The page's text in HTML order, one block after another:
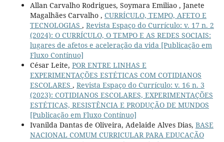
Allan Carvalho Rodrigues, Soymara Emiliao , Janete
Magalhães Carvalho , CURRÍCULO, TEMPO, AFETO E
TECNOLOGIAS , Revista Espaço do Currículo: v. 17 n. 2
(2024): O CURRÍCULO, O TEMPO E AS REDES SOCIAIS:
lugares de afetos e aceleração da vida [Publicação em
Fluxo Contínuo]
César Leite, POR ENTRE LINHAS E
EXPERIMENTAÇÕES ESTÉTICAS COM COTIDIANOS
ESCOLARES , Revista Espaço do Currículo: v. 16 n. 3
(2023): COTIDIANOS ESCOLARES, EXPERIMENTAÇÕES
ESTÉTICAS, RESISTÊNCIA E PRODUÇÃO DE MUNDOS
[Publicação em Fluxo Contínuo]
Ivanilda Dantas de Oliveira, Adelaide Alves Dias, BASE
NACIONAL COMUM CURRICULAR PARA EDUCAÇÃO